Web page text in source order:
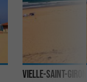
Vielle-Saint-